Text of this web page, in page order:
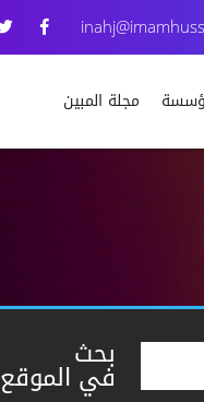
مجلة المبين
بحث
في الموقع